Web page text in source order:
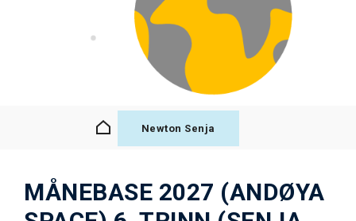
Newton Senja
MÅNEBASE 2027 (ANDØYA